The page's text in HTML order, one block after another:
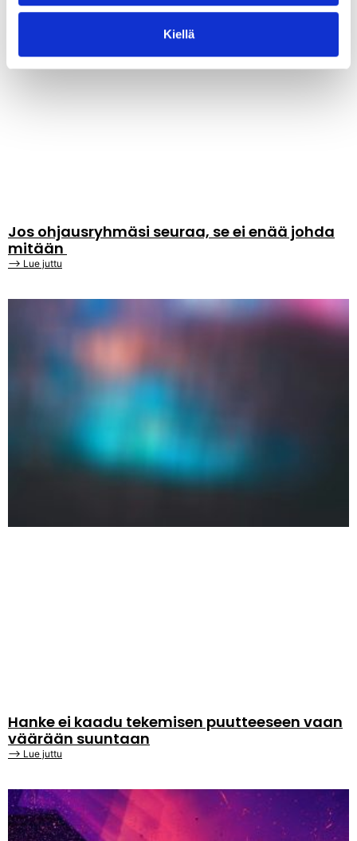
Kiellä
Jos ohjausryhmäsi seuraa, se ei enää johda
mitään
⟶ Lue juttu
Hanke ei kaadu tekemisen puutteeseen vaan
väärään suuntaan
⟶ Lue juttu